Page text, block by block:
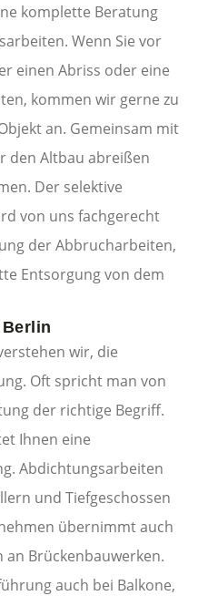
komplette Beratung
Wenn Sie vor
einen Abriss oder eine
kommen wir gerne zu
an. Gemeinsam mit
den Altbau abreißen
Der selektive
von uns fachgerecht
der Abbrucharbeiten,
Entsorgung von dem
wir, die
Oft spricht man von
der richtige Begriff.
Ihnen eine
Abdichtungsarbeiten
und Tiefgeschossen
übernimmt auch
Brückenbauwerken.
auch bei Balkone,